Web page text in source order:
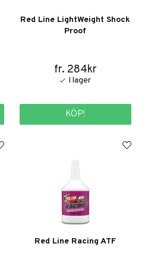
Red Line LightWeight Shock
Proof
fr. 284kr
KÖP!
Red Line Racing ATF